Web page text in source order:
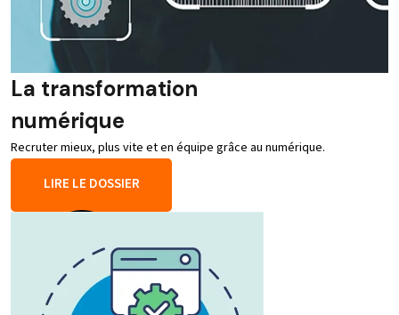
La transformation
numérique
Recruter mieux, plus vite et en équipe grâce au numérique.
LIRE LE DOSSIER